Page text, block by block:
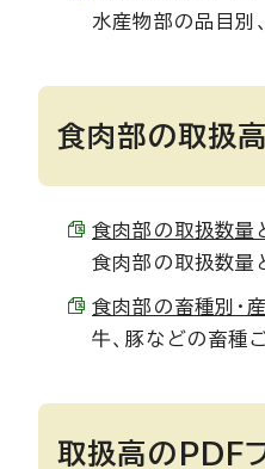
水産物部の品目別
食肉部の取扱高
食肉部の取扱数
食肉部の取扱数量
食肉部の畜種別
牛、豚などの畜種
取扱高のPDF